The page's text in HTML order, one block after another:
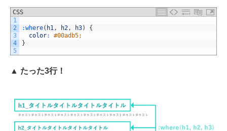
CSS
1
2
3
4
5
:where( h1 , h2 , h3)
{
color:
#00adb5;
}
▲ たった3行！